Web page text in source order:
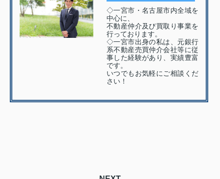
◇一宮市・名古屋市内全域を
中心に、
不動産仲介及び買取り事業を
行っております。
◇一宮市出身の私は、元銀行
系不動産売買仲介会社等に従
事した経験があり、実績豊富
です。
いつでもお気軽にご相談くだ
さい！